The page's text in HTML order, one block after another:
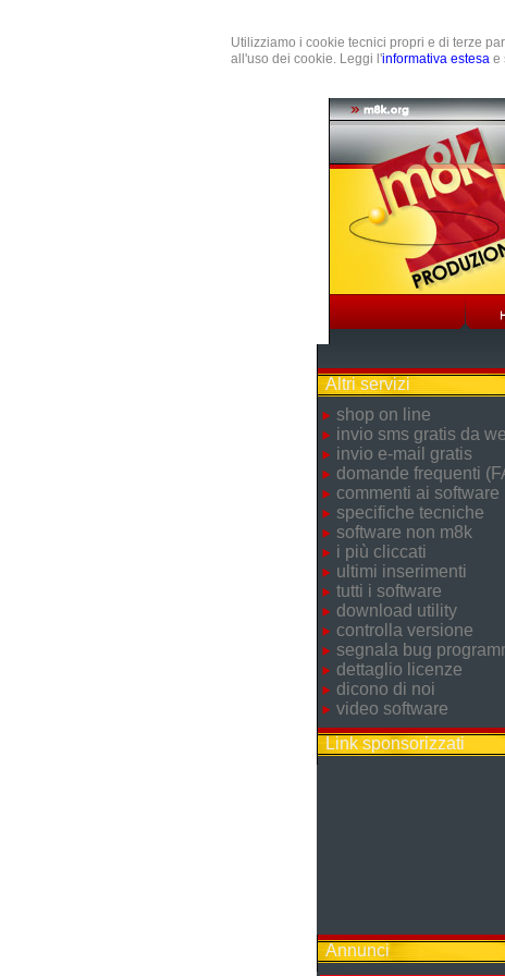
Utilizziamo i cookie tecnici propri e di terze
all'uso dei cookie. Leggi l'informativa estesa e
Altri servizi
shop on line
invio sms gratis da
invio e-mail gratis
domande frequenti
commenti ai software
specifiche tecniche
software non m8k
i più cliccati
ultimi inserimenti
tutti i software
download utility
controlla versione
segnala bug
dettaglio licenze
dicono di noi
video software
Link sponsorizzati
Annunci